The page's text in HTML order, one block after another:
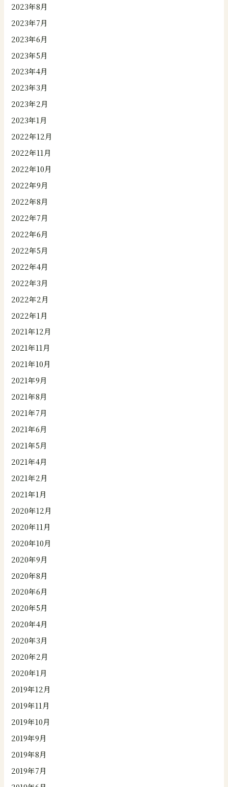
2023年8月
2023年7月
2023年6月
2023年5月
2023年4月
2023年3月
2023年2月
2023年1月
2022年12月
2022年11月
2022年10月
2022年9月
2022年8月
2022年7月
2022年6月
2022年5月
2022年4月
2022年3月
2022年2月
2022年1月
2021年12月
2021年11月
2021年10月
2021年9月
2021年8月
2021年7月
2021年6月
2021年5月
2021年4月
2021年2月
2021年1月
2020年12月
2020年11月
2020年10月
2020年9月
2020年8月
2020年6月
2020年5月
2020年4月
2020年3月
2020年2月
2020年1月
2019年12月
2019年11月
2019年10月
2019年9月
2019年8月
2019年7月